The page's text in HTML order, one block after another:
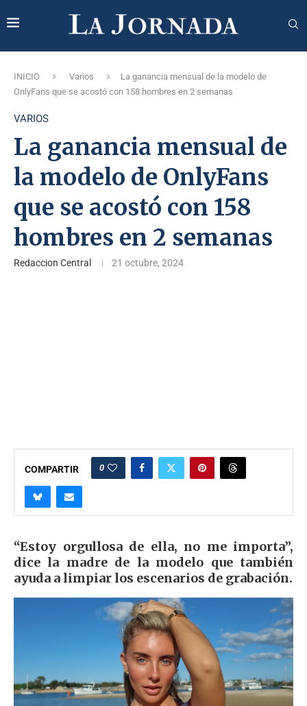
INICIO Varios
La ganancia mensual de la modelo de
OnlyFans que se acostó con 158 hombres en 2 semanas
VARIOS
La ganancia mensual de
la modelo de OnlyFans
que se acostó con 158
hombres en 2 semanas
Redaccion Central 21 octubre, 2024
COMPARTIR 0
“Estoy orgullosa de ella, no me importa”,
dice la madre de la modelo que también
ayuda a limpiar los escenarios de grabación.